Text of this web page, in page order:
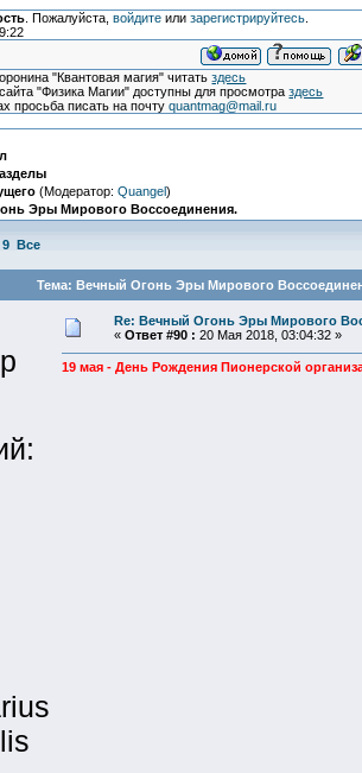
. Пожалуйста, войдитеили зарегистрируйтесь.
"Квантовая магия" читатьздесь
"Физика Магии" доступны для просмотраздесь
просьба писать на почтуquantmag@mail.ru
(Модератор: Quangel)
Эры Мирового Воссоединения.
9 Все
Тема: Вечный Огонь Эры Мирового
Re: Вечный Огонь Эры Мирового
« Ответ #90 : 20 Мая 2018, 03:04:32 »
19 мая - День Рождения Пионерской